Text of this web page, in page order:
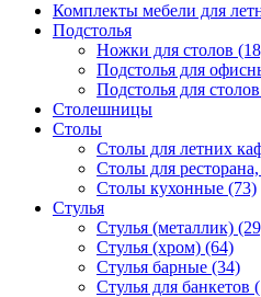
Комплекты мебели для
Подстолья
Ножки для столов
Подстолья для
Подстолья для
Столешницы
Столы
Столы для летних
Столы для
Столы кухонные (73)
Стулья
Стулья (металлик)
Стулья (хром) (64)
Стулья барные (34)
Стулья для банкетов